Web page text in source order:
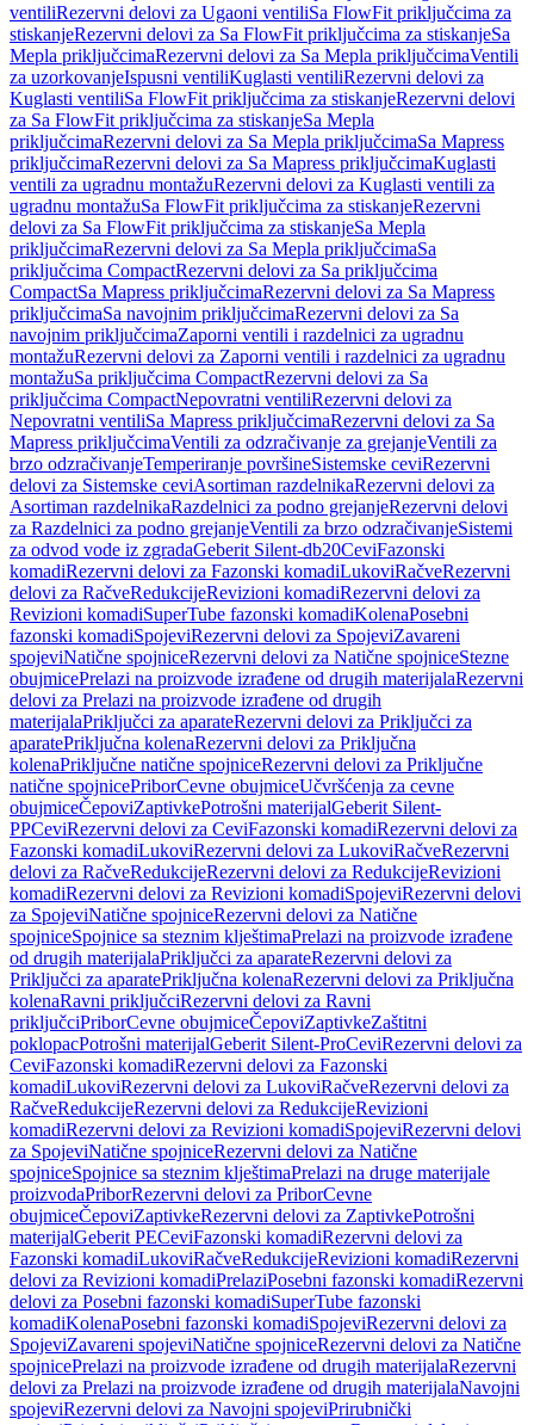
ventiliRezervni delovi za Ugaoni ventiliSa FlowFit priključcima za
stiskanjeRezervni delovi za Sa FlowFit priključcima za stiskanjeSa
Mepla priključcimaRezervni delovi za Sa Mepla priključcimaVentili
za uzorkovanjeIspusni ventiliKuglasti ventiliRezervni delovi za
Kuglasti ventiliSa FlowFit priključcima za stiskanjeRezervni delovi
za Sa FlowFit priključcima za stiskanjeSa Mepla
priključcimaRezervni delovi za Sa Mepla priključcimaSa Mapress
priključcimaRezervni delovi za Sa Mapress priključcimaKuglasti
ventili za ugradnu montažuRezervni delovi za Kuglasti ventili za
ugradnu montažuSa FlowFit priključcima za stiskanjeRezervni
delovi za Sa FlowFit priključcima za stiskanjeSa Mepla
priključcimaRezervni delovi za Sa Mepla priključcimaSa
priključcima CompactRezervni delovi za Sa priključcima
CompactSa Mapress priključcimaRezervni delovi za Sa Mapress
priključcimaSa navojnim priključcimaRezervni delovi za Sa
navojnim priključcimaZaporni ventili i razdelnici za ugradnu
montažuRezervni delovi za Zaporni ventili i razdelnici za ugradnu
montažuSa priključcima CompactRezervni delovi za Sa
priključcima CompactNepovratni ventiliRezervni delovi za
Nepovratni ventiliSa Mapress priključcimaRezervni delovi za Sa
Mapress priključcimaVentili za odzračivanje za grejanjeVentili za
brzo odzračivanjeTemperiranje površineSistemske ceviRezervni
delovi za Sistemske ceviAsortiman razdelnikaRezervni delovi za
Asortiman razdelnikaRazdelnici za podno grejanjeRezervni delovi
za Razdelnici za podno grejanjeVentili za brzo odzračivanjeSistemi
za odvod vode iz zgradaGeberit Silent-db20CeviFazonski
komadiRezervni delovi za Fazonski komadiLukoviRačveRezervni
delovi za RačveRedukcijeRevizioni komadiRezervni delovi za
Revizioni komadiSuperTube fazonski komadiKolenaPosebni
fazonski komadiSpojeviRezervni delovi za SpojeviZavareni
spojeviNatične spojniceRezervni delovi za Natične spojniceStezne
obujmicePrelazi na proizvode izrađene od drugih materijalaRezervni
delovi za Prelazi na proizvode izrađene od drugih
materijalaPriključci za aparateRezervni delovi za Priključci za
aparatePriključna kolenaRezervni delovi za Priključna
kolenaPriključne natične spojniceRezervni delovi za Priključne
natične spojnicePriborCevne obujmiceUčvršćenja za cevne
obujmiceČepoviZaptivkePotrošni materijalGeberit Silent-
PPCeviRezervni delovi za CeviFazonski komadiRezervni delovi za
Fazonski komadiLukoviRezervni delovi za LukoviRačveRezervni
delovi za RačveRedukcijeRezervni delovi za RedukcijeRevizioni
komadiRezervni delovi za Revizioni komadiSpojeviRezervni delovi
za SpojeviNatične spojniceRezervni delovi za Natične
spojniceSpojnice sa steznim klještimaPrelazi na proizvode izrađene
od drugih materijalaPriključci za aparateRezervni delovi za
Priključci za aparatePriključna kolenaRezervni delovi za Priključna
kolenaRavni priključciRezervni delovi za Ravni
priključciPriborCevne obujmiceČepoviZaptivkeZaštitni
poklopacPotrošni materijalGeberit Silent-ProCeviRezervni delovi za
CeviFazonski komadiRezervni delovi za Fazonski
komadiLukoviRezervni delovi za LukoviRačveRezervni delovi za
RačveRedukcijeRezervni delovi za RedukcijeRevizioni
komadiRezervni delovi za Revizioni komadiSpojeviRezervni delovi
za SpojeviNatične spojniceRezervni delovi za Natične
spojniceSpojnice sa steznim klještimaPrelazi na druge materijale
proizvodaPriborRezervni delovi za PriborCevne
obujmiceČepoviZaptivkeRezervni delovi za ZaptivkePotrošni
materijalGeberit PECeviFazonski komadiRezervni delovi za
Fazonski komadiLukoviRačveRedukcijeRevizioni komadiRezervni
delovi za Revizioni komadiPrelaziPosebni fazonski komadiRezervni
delovi za Posebni fazonski komadiSuperTube fazonski
komadiKolenaPosebni fazonski komadiSpojeviRezervni delovi za
SpojeviZavareni spojeviNatične spojniceRezervni delovi za Natične
spojnicePrelazi na proizvode izrađene od drugih materijalaRezervni
delovi za Prelazi na proizvode izrađene od drugih materijalaNavojni
spojeviRezervni delovi za Navojni spojeviPrirubnički